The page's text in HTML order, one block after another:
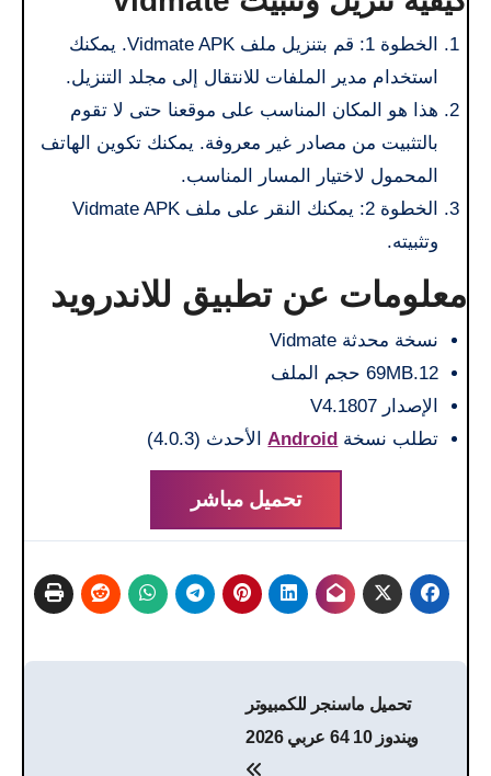
الخطوة 1: قم بتنزيل ملف Vidmate APK. يمكنك
استخدام مدير الملفات للانتقال إلى مجلد التنزيل.
هذا هو المكان المناسب على موقعنا حتى لا تقوم
بالتثبيت من مصادر غير معروفة. يمكنك تكوين الهاتف
المحمول لاختيار المسار المناسب.
الخطوة 2: يمكنك النقر على ملف Vidmate APK
وتثبيته.
معلومات عن تطبيق للاندرويد
نسخة محدثة Vidmate
69MB.12 حجم الملف
الإصدار V4.1807
تطلب نسخة Androidالأحدث (4.0.3)
تحميل مباشر
المقالات
تحميل ماسنجر للكمبيوتر
ويندوز 10 64 عربي 2026